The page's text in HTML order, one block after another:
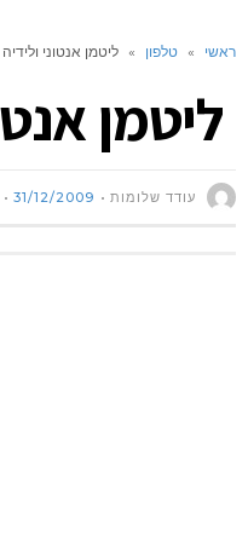
ראשי » טלפון » ליטמן אנטוני ולידיה
ליטמן
עודד שלומות 31/12/2009